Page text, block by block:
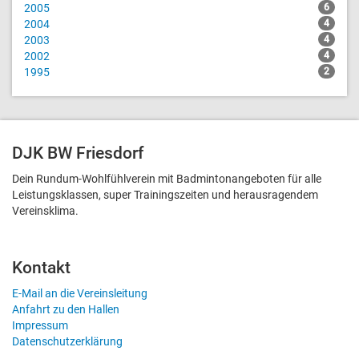
2005 6
2004 4
2003 4
2002 4
1995 2
DJK BW Friesdorf
Dein Rundum-Wohlfühlverein mit Badmintonangeboten für alle
Leistungsklassen, super Trainingszeiten und heraus­ragendem
Vereinsklima.
Kontakt
E-Mail an die Vereinsleitung
Anfahrt zu den Hallen
Impressum
Datenschutzerklärung